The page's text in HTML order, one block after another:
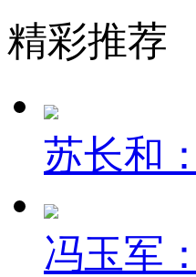
精彩推荐
苏长和
冯玉军